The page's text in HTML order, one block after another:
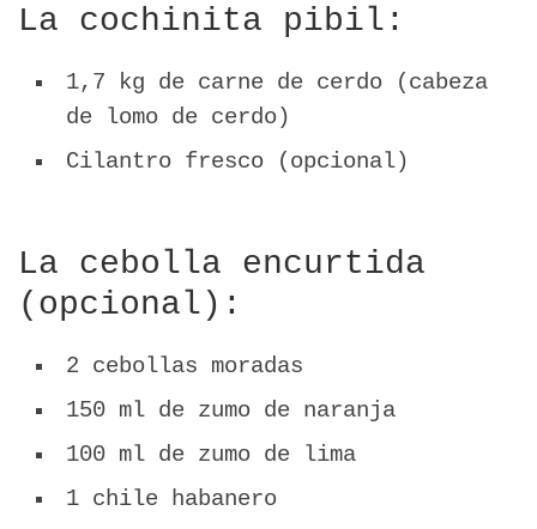
La cochinita pibil:
1,7 kg de carne de cerdo (cabeza
de lomo de cerdo)
Cilantro fresco (opcional)
La cebolla encurtida
(opcional):
2 cebollas moradas
150 ml de zumo de naranja
100 ml de zumo de lima
1 chile habanero